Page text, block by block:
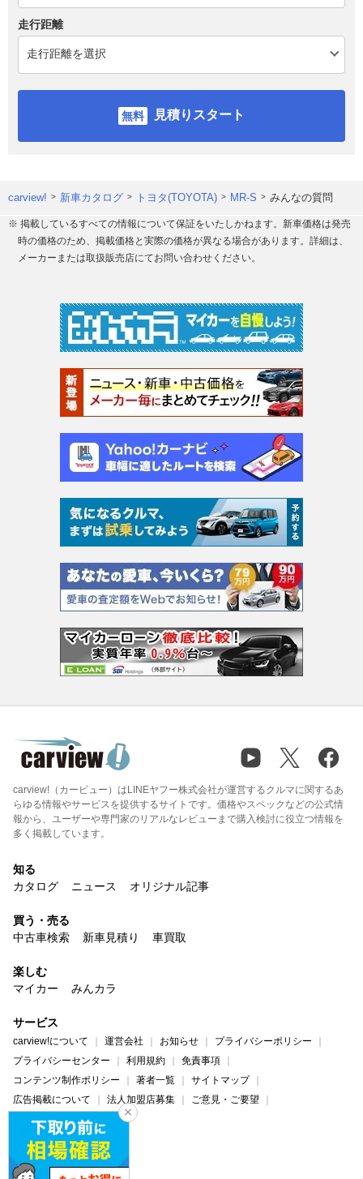
走行距離
見積りスタート
carview! 新車カタログ トヨタ(TOYOTA) MR-S みんなの質問
※ 掲載しているすべての情報について保証をいたしかねます。新車価格は発売
時の価格のため、掲載価格と実際の価格が異なる場合があります。詳細は、
メーカーまたは取扱販売店にてお問い合わせください。
carview!（カービュー）はLINEヤフー株式会社が運営するクルマに関するあ
らゆる情報やサービスを提供するサイトです。価格やスペックなどの公式情
報から、ユーザーや専門家のリアルなレビューまで購入検討に役立つ情報を
多く掲載しています。
知る
カタログ
ニュース オリジナル記事
買う・売る
中古車検索
新車見積り 車買取
楽しむ
マイカー
みんカラ
サービス
carview!について 運営会社 お知らせ
プライバシーポリシー
プライバシーセンター
利用規約
免責事項
コンテンツ制作ポリシー
著者一覧
サイトマップ
広告掲載について
法人加盟店募集
ご意見・ご要望
ヘルプ・お問い合わせ
carview! Yahoo! JAPAN